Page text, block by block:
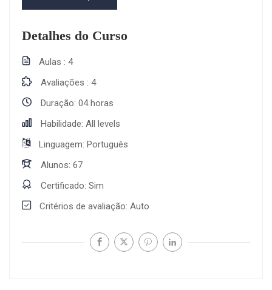
Detalhes do Curso
Aulas
4
Avaliações
4
Duração 04 horas
Habilidade All levels
Linguagem Português
Alunos 67
Certificado Sim
Critérios de avaliação Auto